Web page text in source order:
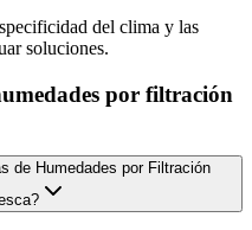
del clima y las
soluciones.
por filtración
de Humedades por Filtración